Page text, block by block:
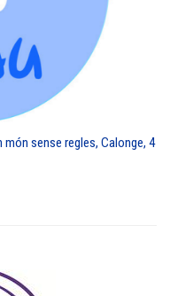
món sense regles, Calonge, 4